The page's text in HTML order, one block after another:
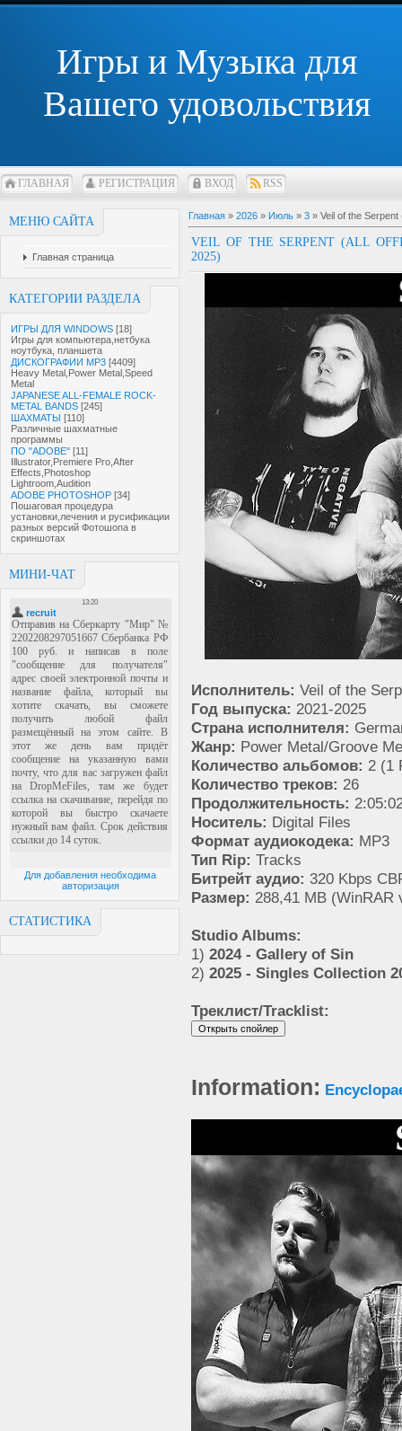
Игры и Музыка для
Вашего удовольствия
ГЛАВНАЯ РЕГИСТРАЦИЯ ВХОД RSS
МЕНЮ САЙТА
Главная страница
КАТЕГОРИИ РАЗДЕЛА
ИГРЫ ДЛЯ WINDOWS [18]
Игры для компьютера,нетбука
ноутбука, планшета
ДИСКОГРАФИИ MP3 [4409]
Heavy Metal,Power Metal,Speed
Metal
JAPANESE ALL-FEMALE ROCK-
METAL BANDS [245]
ШАХМАТЫ [110]
Различные шахматные
программы
ПО "ADOBE" [11]
Illustrator,Premiere Pro,After
Effects,Photoshop
Lightroom,Audition
ADOBE PHOTOSHOP [34]
Пошаговая процедура
установки,лечения и русификации
разных версий Фотошопа в
скриншотах
МИНИ-ЧАТ
Для добавления необходима
авторизация
СТАТИСТИКА
Главная » 2026 » Июль » 3 » Veil of the
VEIL OF THE SERPENT (ALL
2025)
Исполнитель: Veil of the
Год выпуска: 2021-2025
Страна исполнителя:
Жанр: Power Metal/Groove
Количество альбомов: 2 (1
Количество треков: 26
Продолжительность:
Носитель: Digital Files
Формат аудиокодека: MP3
Тип Rip: Tracks
Битрейт аудио: 320 Kbps
Размер: 288,41 MB (WinRAR
Studio Albums:
1) 2024 - Gallery of Sin
2) 2025 - Singles Collection
Треклист/Tracklist:
Information: